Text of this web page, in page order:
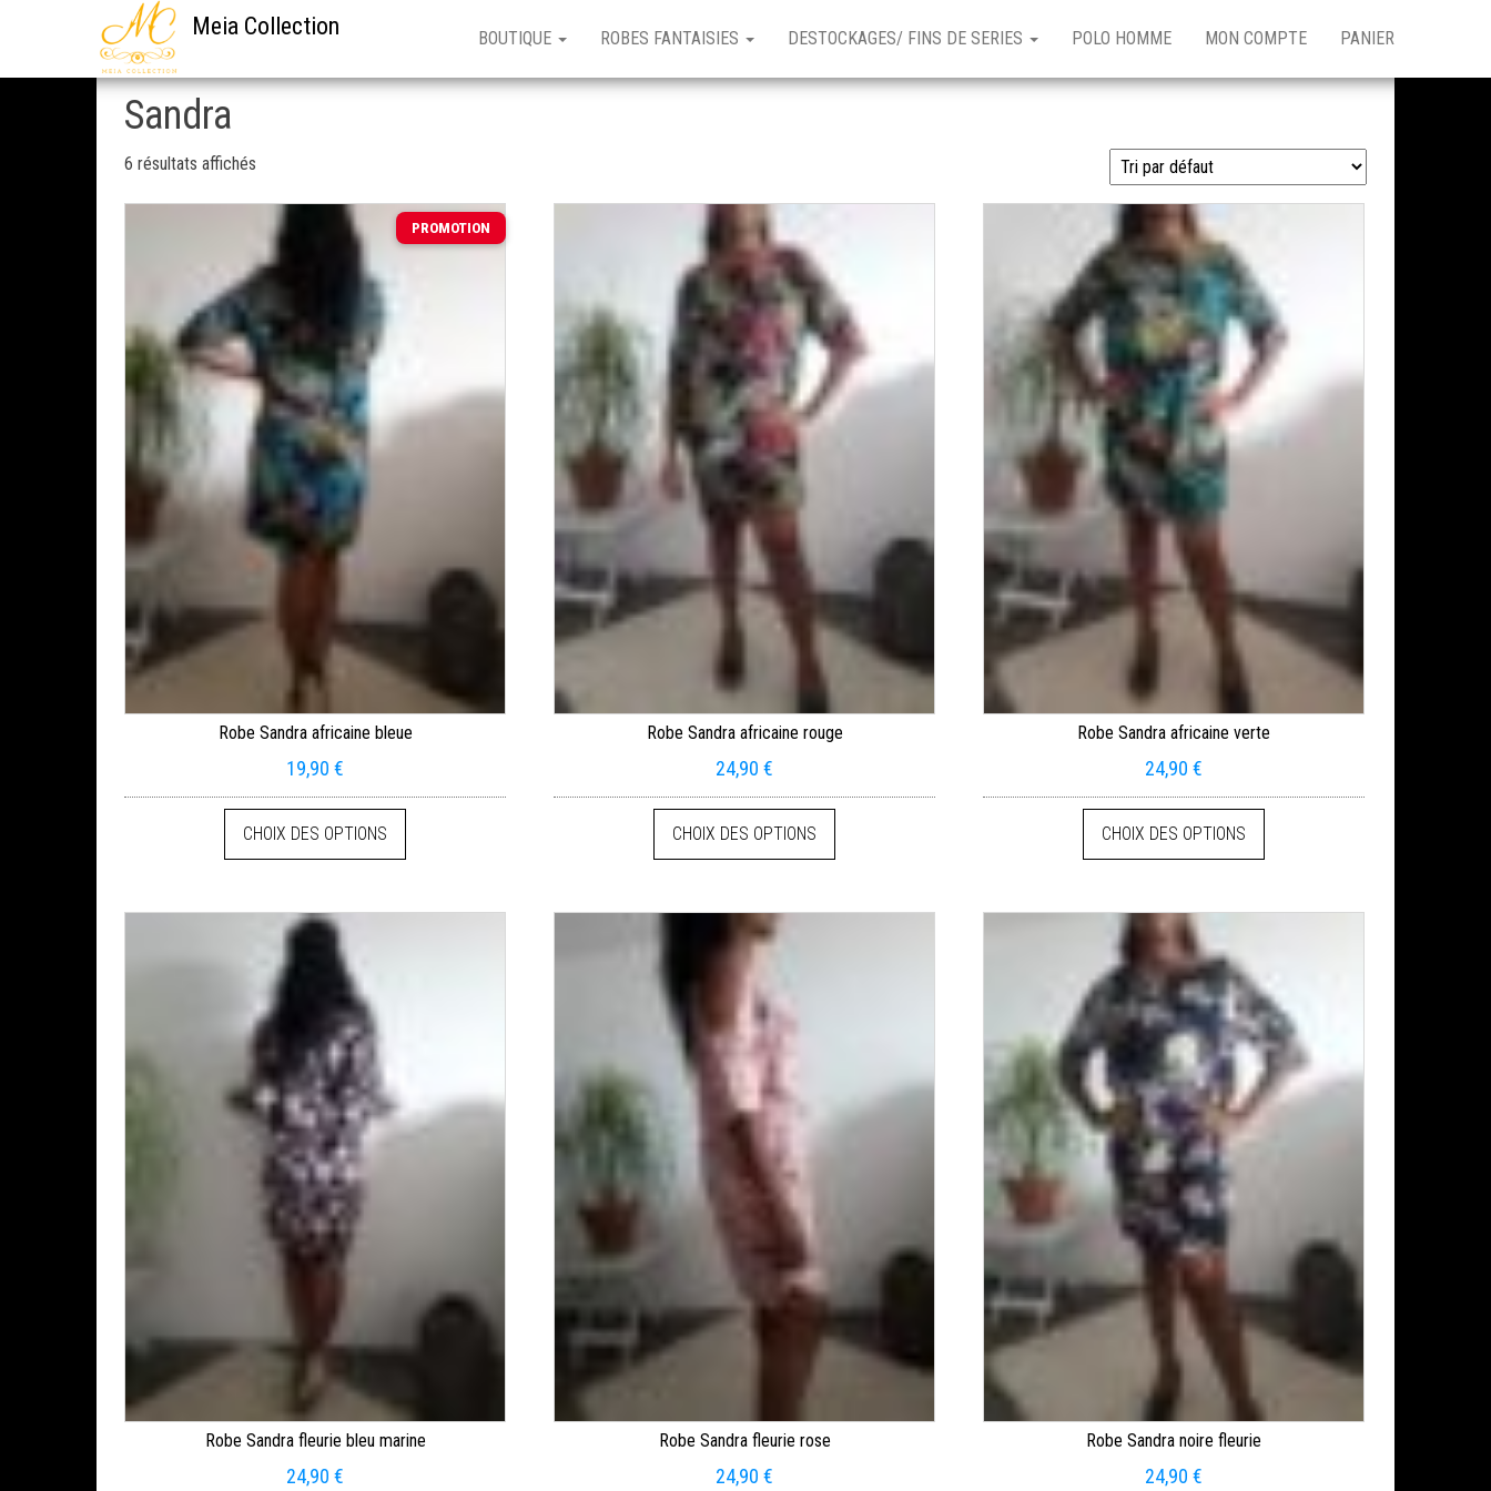
Meia Collection BOUTIQUE ROBES FANTAISIES DESTOCKAGES/ FINS DE SERIES POLO HOMME MON COMPTE PANIER
Sandra
6 résultats affichés
Robe Sandra africaine bleue
19,90€
CHOIX DES OPTIONS
Robe Sandra africaine rouge
24,90€
CHOIX DES OPTIONS
Robe Sandra africaine verte
24,90€
CHOIX DES OPTIONS
Robe Sandra fleurie bleu marine
24,90€
Robe Sandra fleurie rose
24,90€
Robe Sandra noire fleurie
24,90€